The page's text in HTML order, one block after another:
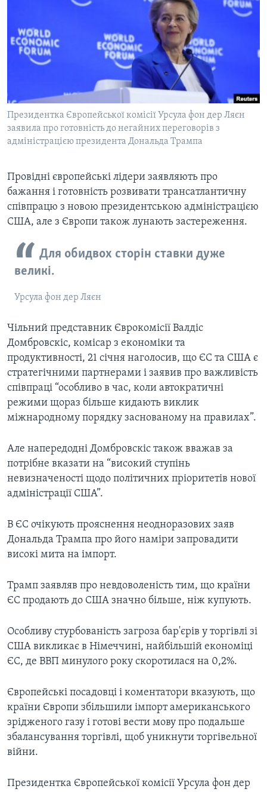
ЕКОНОМІКА
ІСТОРІЇ УСПІХУ УКРАЇНЦІВ
ЧАС-TIME
БРИФІНГ ГОЛОСУ АМЕРИКИ
СТУДІЯ ВАШИНГТОН
ВІКНО В АМЕРИКУ
ПРАЙМ-ТАЙМ
ENGLISH
Президентка Європейської комісії Урсула фон дер Ляєн
заявила про готовність до негайних переговорів з
адміністрацією президента Дональда Трампа
Провідні європейські лідери заявляють про
бажання і готовність розвивати трансатлантичну
співпрацю з новою президентською адміністрацією
США, але з Європи також лунають застереження.
Для обидвох сторін ставки дуже
великі.
Урсула фон дер Ляєн
Чільний представник Єврокомісії Валдіс
Домбровскіс, комісар з економіки та
продуктивності, 21 січня наголосив, що ЄС та США є
стратегічними партнерами і заявив про важливість
співпраці “особливо в час, коли автократичні
режими щораз більше кидають виклик
міжнародному порядку заснованому на правилах”.
Але напередодні Домбровскіс також вважав за
потрібне вказати на “високий ступінь
невизначеності щодо політичних пріоритетів нової
адміністрації США”.
В ЄС очікують прояснення неодноразових заяв
Дональда Трампа про його наміри запровадити
високі мита на імпорт.
Трамп заявляв про невдоволеність тим, що країни
ЄС продають до США значно більше, ніж купують.
Особливу стурбованість загроза бар'єрів у торгівлі зі
США викликає в Німеччині, найбільшій економіці
ЄС, де ВВП минулого року скоротилася на 0,2%.
Європейські посадовці і коментатори вказують, що
країни Європи збільшили імпорт американського
зрідженого газу і готові вести мову про подальше
збалансування торгівлі, щоб уникнути торгівельної
війни.
Президентка Європейської комісії Урсула фон дер